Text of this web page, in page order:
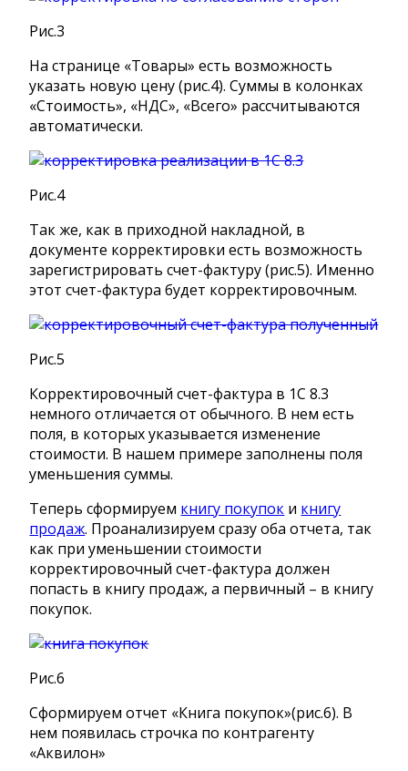
Рис.3
На странице «Товары» есть возможность
указать новую цену (рис.4). Суммы в колонках
«Стоимость», «НДС», «Всего» рассчитываются
автоматически.
Рис.4
Так же, как в приходной накладной, в
документе корректировки есть возможность
зарегистрировать счет-фактуру (рис.5). Именно
этот счет-фактура будет корректировочным.
Рис.5
Корректировочный счет-фактура в 1С 8.3
немного отличается от обычного. В нем есть
поля, в которых указывается изменение
стоимости. В нашем примере заполнены поля
уменьшения суммы.
Теперь сформируем книгу покупок и книгу
продаж. Проанализируем сразу оба отчета, так
как при уменьшении стоимости
корректировочный счет-фактура должен
попасть в книгу продаж, а первичный – в книгу
покупок.
Рис.6
Сформируем отчет «Книга покупок»(рис.6). В
нем появилась строчка по контрагенту
«Аквилон»